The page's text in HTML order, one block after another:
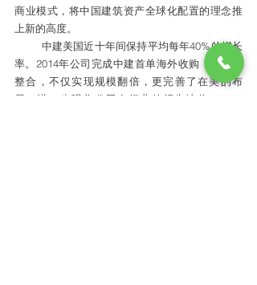
商业模式，将中国建筑资产全球化配置的理念推
上新的高度。
中建美国近十年间保持平均每年40%的增长
率。2014年公司完成中建首单海外收购，并顺利
整合，不仅实现规模翻倍，更完善了在美的布
局，进一步强化公司在行业的领先地位。2015